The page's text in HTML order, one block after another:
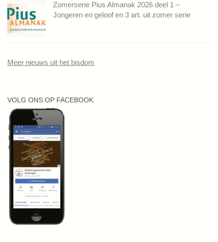
Zomerserie Pius Almanak 2026 deel 1 –
Jongeren en geloof en 3 art. uit zomer serie
Meer nieuws uit het bisdom
VOLG ONS OP FACEBOOK